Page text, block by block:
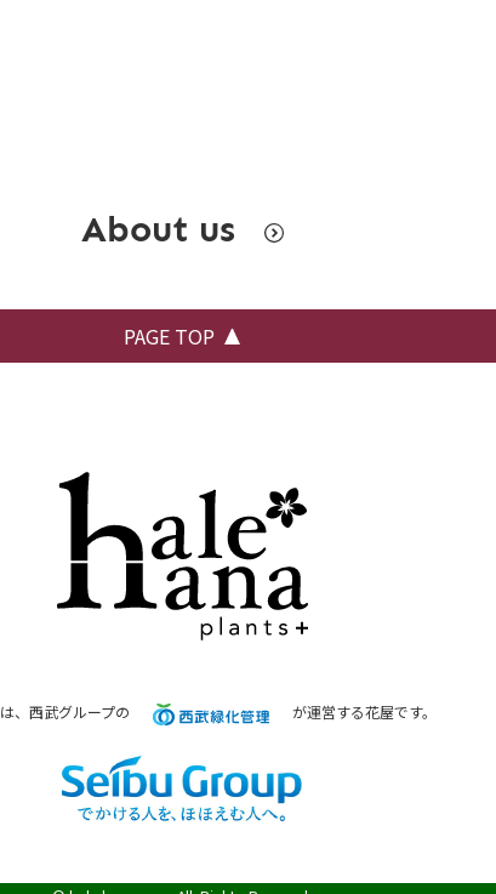
About us
PAGE TOP
は、西武グループの が運営する花屋です。